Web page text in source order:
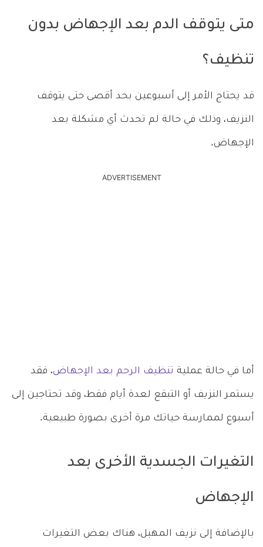
متى يتوقف الدم بعد الإجهاض بدون
تنظيف؟
قد يحتاج الأمر إلى أسبوعين بحد أقصى حتى يتوقف
النزيف، وذلك في حالة لم تحدث أي مشكلة بعد
الإجهاض.
ADVERTISEMENT
أما في حالة عملية تنظيف الرحم بعد الإجهاض، فقد
يستمر النزيف أو التبقع لعدة أيام فقط، وقد تحتاجين إلى
أسبوع لممارسة حياتك مرة أخرى بصورة طبيعية.
التغيرات الجسدية الأخرى بعد
الإجهاض
بالإضافة إلى نزيف المهبل، هناك بعض التغيرات